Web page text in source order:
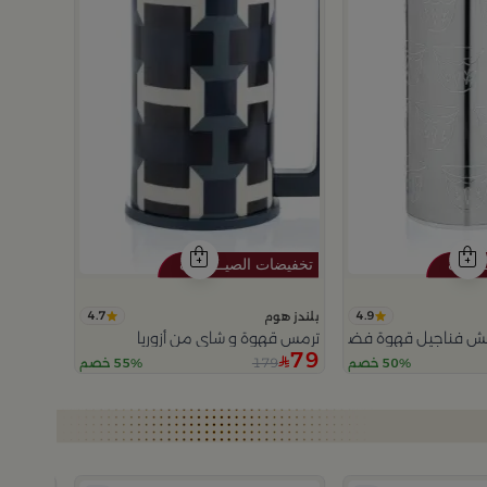
4.9
فناجيل قهوة فضي من تيلا
50% خصم
بلندز هوم 4.7
ترمس قهوة و شاي من أزوريا
79
179 55% خصم